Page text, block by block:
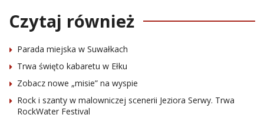
Czytaj również
Parada miejska w Suwałkach
Trwa święto kabaretu w Ełku
Zobacz nowe „misie” na wyspie
Rock i szanty w malowniczej scenerii Jeziora Serwy. Trwa
RockWater Festival